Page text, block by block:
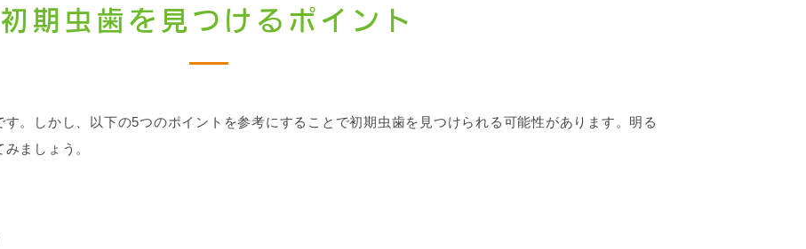
初期虫歯を見つけるポイント
。しかし、以下の5つのポイントを参考にすることで初期虫歯を見つけられる可能性があります。明る
ましょう。